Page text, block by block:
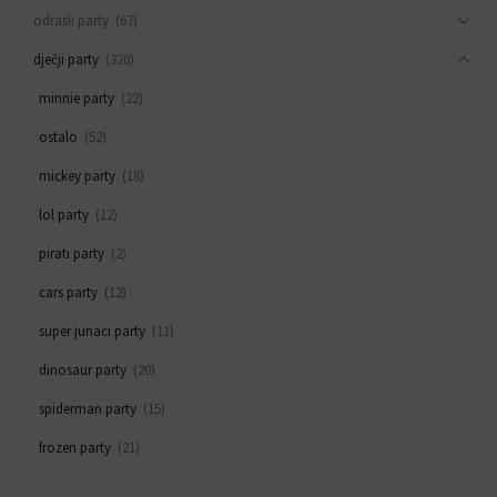
odrasli party (67)
dječji party (320)
minnie party (22)
ostalo (52)
mickey party (18)
lol party (12)
pirati party (2)
cars party (12)
super junaci party (11)
dinosaur party (20)
spiderman party (15)
frozen party (21)